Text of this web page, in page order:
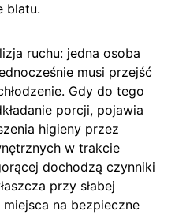
blatu.
ruchu: jedna osoba
musi przejść
Gdy do tego
porcji, pojawia
higieny przez
w trakcie
dochodzą czynniki
przy słabej
na bezpieczne